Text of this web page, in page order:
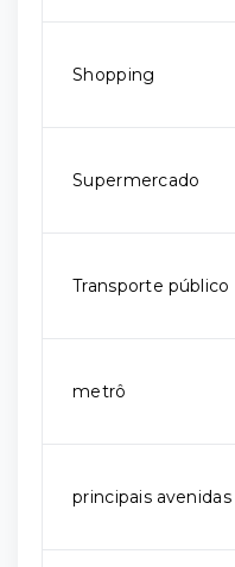
Shopping
Supermercado
Transporte público
metrô
principais avenidas